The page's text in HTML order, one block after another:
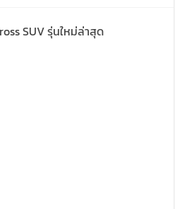
SUV รุ่นใหม่ล่าสุด